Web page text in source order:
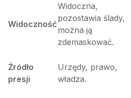
Widoczność
Widoczna,
pozostawia ślady,
można ją
zdemaskować.
Źródło
presji
Urzędy, prawo,
władza.